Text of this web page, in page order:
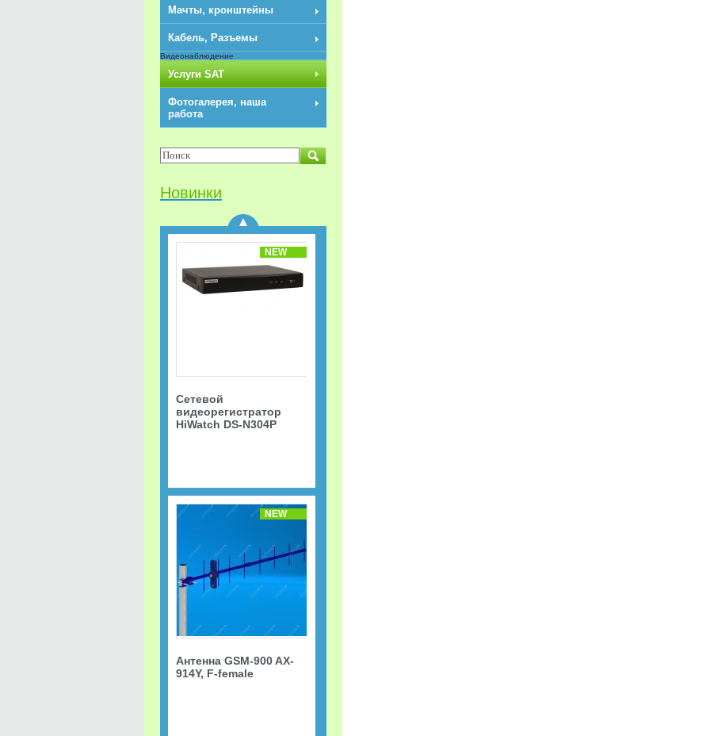
Мачты, кронштейны
Кабель, Разъемы
Видеонаблюдение
Услуги SAT
Фотогалерея, наша
работа
Новинки
Делитель HDMI 1x3
REXANT
NEW
Сетевой
видеорегистратор
HiWatch DS-N304P
NEW
Антенна GSM-900 AX-
914Y, F-female